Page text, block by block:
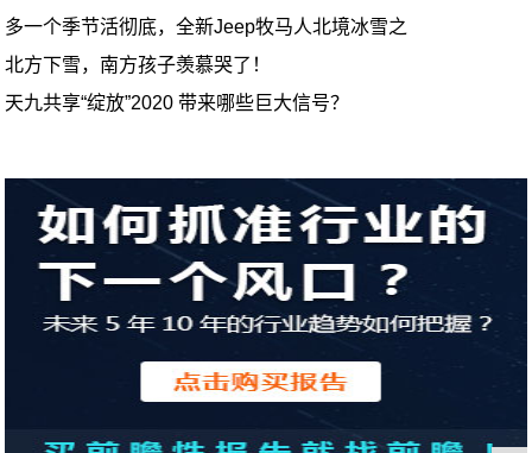
多一个季节活彻底，全新Jeep牧马人北境冰雪之
北方下雪，南方孩子羡慕哭了！
天九共享“绽放”2020 带来哪些巨大信号？